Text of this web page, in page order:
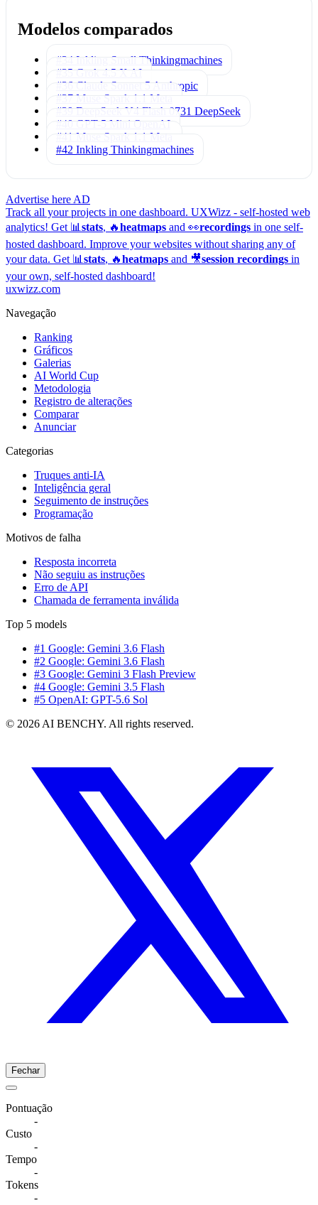
Modelos comparados
#34 Inkling Small Thinkingmachines
#35 Grok 4.5 X AI
#36 Claude Sonnet 5 Anthropic
#37 Muse Spark 1.1 Meta
#39 DeepSeek V4 Flash 0731 DeepSeek
#40 GPT-5 Mini OpenAI
#41 Muse Spark 1.1 Meta
#42 Inkling Thinkingmachines
Advertise here AD
Track all your projects in one dashboard. UXWizz - self-hosted web
analytics! Get 📊 stats, 🔥heatmaps and 👀recordings in one self-
hosted dashboard. Improve your websites without sharing any of
your data. Get 📊 stats, 🔥heatmaps and 🎥session recordings in
your own, self-hosted dashboard!
uxwizz.com
Navegação
Ranking
Gráficos
Galerias
AI World Cup
Metodologia
Registro de alterações
Comparar
Anunciar
Categorias
Truques anti-IA
Inteligência geral
Seguimento de instruções
Programação
Motivos de falha
Resposta incorreta
Não seguiu as instruções
Erro de API
Chamada de ferramenta inválida
Top 5 models
#1 Google: Gemini 3.6 Flash
#2 Google: Gemini 3.6 Flash
#3 Google: Gemini 3 Flash Preview
#4 Google: Gemini 3.5 Flash
#5 OpenAI: GPT-5.6 Sol
© 2026 AI BENCHY. All rights reserved.
Fechar
Pontuação
-
Custo
-
Tempo
-
Tokens
-